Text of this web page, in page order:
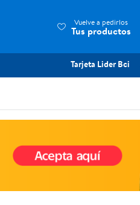
Vuelve a pedirlos
Tus productos
Tarjeta Lider Bci